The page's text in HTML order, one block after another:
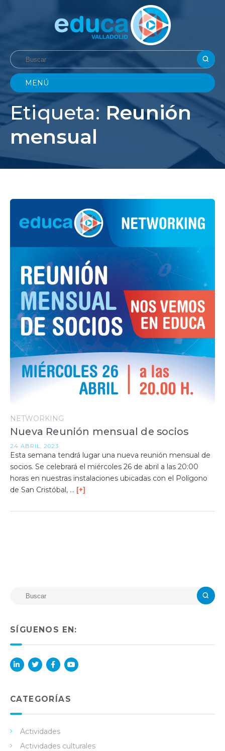
MENÚ
Etiqueta: Reunión
mensual
NETWORKING
Nueva Reunión mensual de socios
24 ABRIL, 2023
Esta semana tendrá lugar una nueva reunión mensual de
socios. Se celebrará el miércoles 26 de abril a las 20:00
horas en nuestras instalaciones ubicadas con el Polígono
de San Cristóbal, … [+]
SÍGUENOS EN:
in
ok
e
CATEGORÍAS
Actividades
Actividades culturales